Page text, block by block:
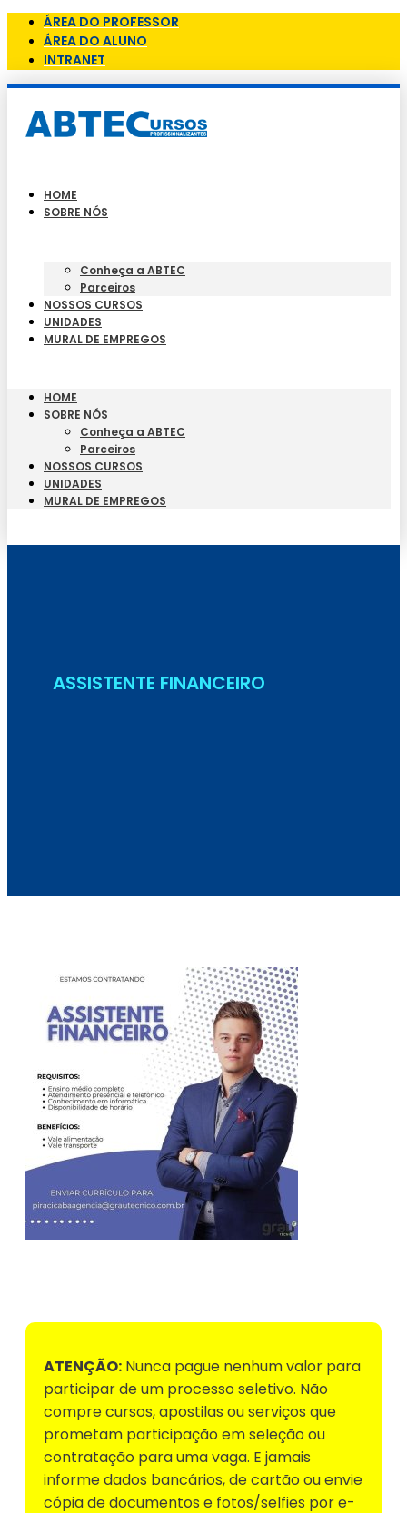
ÁREA DO PROFESSOR
ÁREA DO ALUNO
INTRANET
HOME
SOBRE NÓS
Conheça a ABTEC
Parceiros
NOSSOS CURSOS
UNIDADES
MURAL DE EMPREGOS
HOME
SOBRE NÓS
Conheça a ABTEC
Parceiros
NOSSOS CURSOS
UNIDADES
MURAL DE EMPREGOS
ASSISTENTE FINANCEIRO
ATENÇÃO: Nunca pague nenhum valor para
participar de um processo seletivo. Não
compre cursos, apostilas ou serviços que
prometam participação em seleção ou
contratação para uma vaga. E jamais
informe dados bancários, de cartão ou envie
cópia de documentos e fotos/selfies por e-